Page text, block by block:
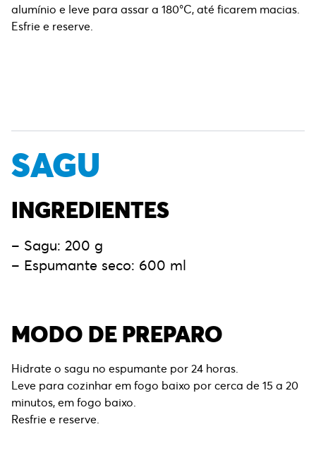
alumínio e leve para assar a 180°C, até ficarem macias.
Esfrie e reserve.
SAGU
INGREDIENTES
– Sagu: 200 g
– Espumante seco: 600 ml
MODO DE PREPARO
Hidrate o sagu no espumante por 24 horas.
Leve para cozinhar em fogo baixo por cerca de 15 a 20
minutos, em fogo baixo.
Resfrie e reserve.